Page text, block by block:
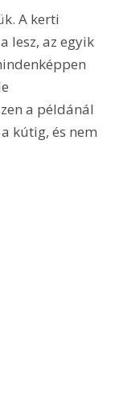
A kerti
lesz, az egyik
a példánál
kútig, és nem